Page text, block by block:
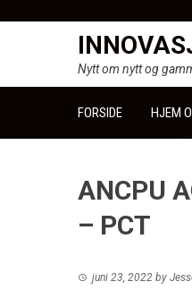
Nytt om nytt og
FORSIDE HJEM
ANCPU
– PCT
juni 23, 2022 by